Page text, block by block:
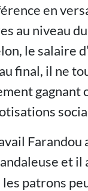
en
au niveau
le salaire
final, il ne
gagnant
Farandou
et il
les patrons